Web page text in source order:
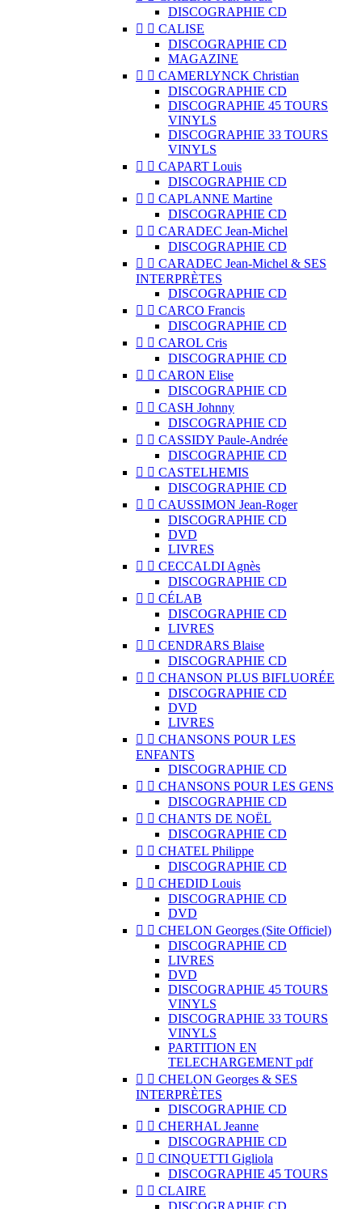
DISCOGRAPHIE CD
  CALISE
DISCOGRAPHIE CD
MAGAZINE
  CAMERLYNCK Christian
DISCOGRAPHIE CD
DISCOGRAPHIE 45 TOURS
VINYLS
DISCOGRAPHIE 33 TOURS
VINYLS
  CAPART Louis
DISCOGRAPHIE CD
  CAPLANNE Martine
DISCOGRAPHIE CD
  CARADEC Jean-Michel
DISCOGRAPHIE CD
  CARADEC Jean-Michel & SES
INTERPRÈTES
DISCOGRAPHIE CD
  CARCO Francis
DISCOGRAPHIE CD
  CAROL Cris
DISCOGRAPHIE CD
  CARON Elise
DISCOGRAPHIE CD
  CASH Johnny
DISCOGRAPHIE CD
  CASSIDY Paule-Andrée
DISCOGRAPHIE CD
  CASTELHEMIS
DISCOGRAPHIE CD
  CAUSSIMON Jean-Roger
DISCOGRAPHIE CD
DVD
LIVRES
  CECCALDI Agnès
DISCOGRAPHIE CD
  CÉLAB
DISCOGRAPHIE CD
LIVRES
  CENDRARS Blaise
DISCOGRAPHIE CD
  CHANSON PLUS BIFLUORÉE
DISCOGRAPHIE CD
DVD
LIVRES
  CHANSONS POUR LES
ENFANTS
DISCOGRAPHIE CD
  CHANSONS POUR LES GENS
DISCOGRAPHIE CD
  CHANTS DE NOËL
DISCOGRAPHIE CD
  CHATEL Philippe
DISCOGRAPHIE CD
  CHEDID Louis
DISCOGRAPHIE CD
DVD
  CHELON Georges (Site Officiel)
DISCOGRAPHIE CD
LIVRES
DVD
DISCOGRAPHIE 45 TOURS
VINYLS
DISCOGRAPHIE 33 TOURS
VINYLS
PARTITION EN
TELECHARGEMENT pdf
  CHELON Georges & SES
INTERPRÈTES
DISCOGRAPHIE CD
  CHERHAL Jeanne
DISCOGRAPHIE CD
  CINQUETTI Gigliola
DISCOGRAPHIE 45 TOURS
  CLAIRE
DISCOGRAPHIE CD